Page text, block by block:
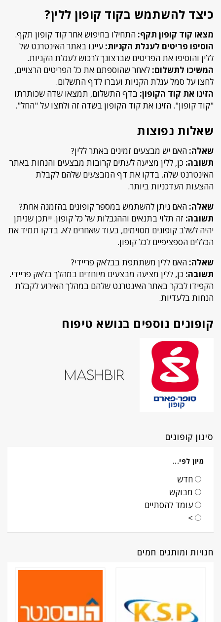
כיצד להשתמש בקוד קופון ללין?
מצאו קוד קופון תקף: התחילו בחיפוש אחר קוד קופון תקף.
הוסיפו פריטים לעגלת הקניות: עיינו באתר האינטרנט של
ללין והוסיפו את הפריטים שברצונך לרכוש לעגלת הקניות.
המשיכו לתשלום: לאחר שהוספתם את כל הפריטים הרצויים,
לחצו על סמל עגלת הקניות ועברו לדף התשלום.
הזינו את קוד הקופון: בדף התשלום, תמצאו שדה שכותרתו
"קוד קופון". הזינו את קוד הקופון בשדה זה ולחצו על "החל".
שאלות נפוצות
שאלה: האם יש מבצעים זמינים באתר ללין?
תשובה: כן, ללין מציעה לעתים קרובות מבצעים והנחות באתר
האינטרנט שלה. בדקו את דף המבצעים שלהם לקבלת
ההצעות העדכניות ביותר.
שאלה: האם ניתן להשתמש במספר קופונים בהזמנה אחת?
תשובה: זה תלוי בתנאים וההגבלות של כל קופון. ייתכן שניתן
יהיה לשלב קופונים מסוימים, בעוד שאחרים לא. בדקו תמיד את
הכללים הספציפיים לכל קופון.
שאלה: האם ללין משתתפת בבלאק פריידי?
תשובה: כן, ללין מציעה מבצעים מיוחדים במהלך בלאק פריידי.
הקפידו לבקר באתר האינטרנט שלהם במהלך האירוע לקבלת
הנחות בלעדיות.
קופונים נוספים בנושא טיפוח
סינון קופונים
מיון לפי...
חדש
מבוקש
עומד להסתיים
>
חנויות ומותגים חמים